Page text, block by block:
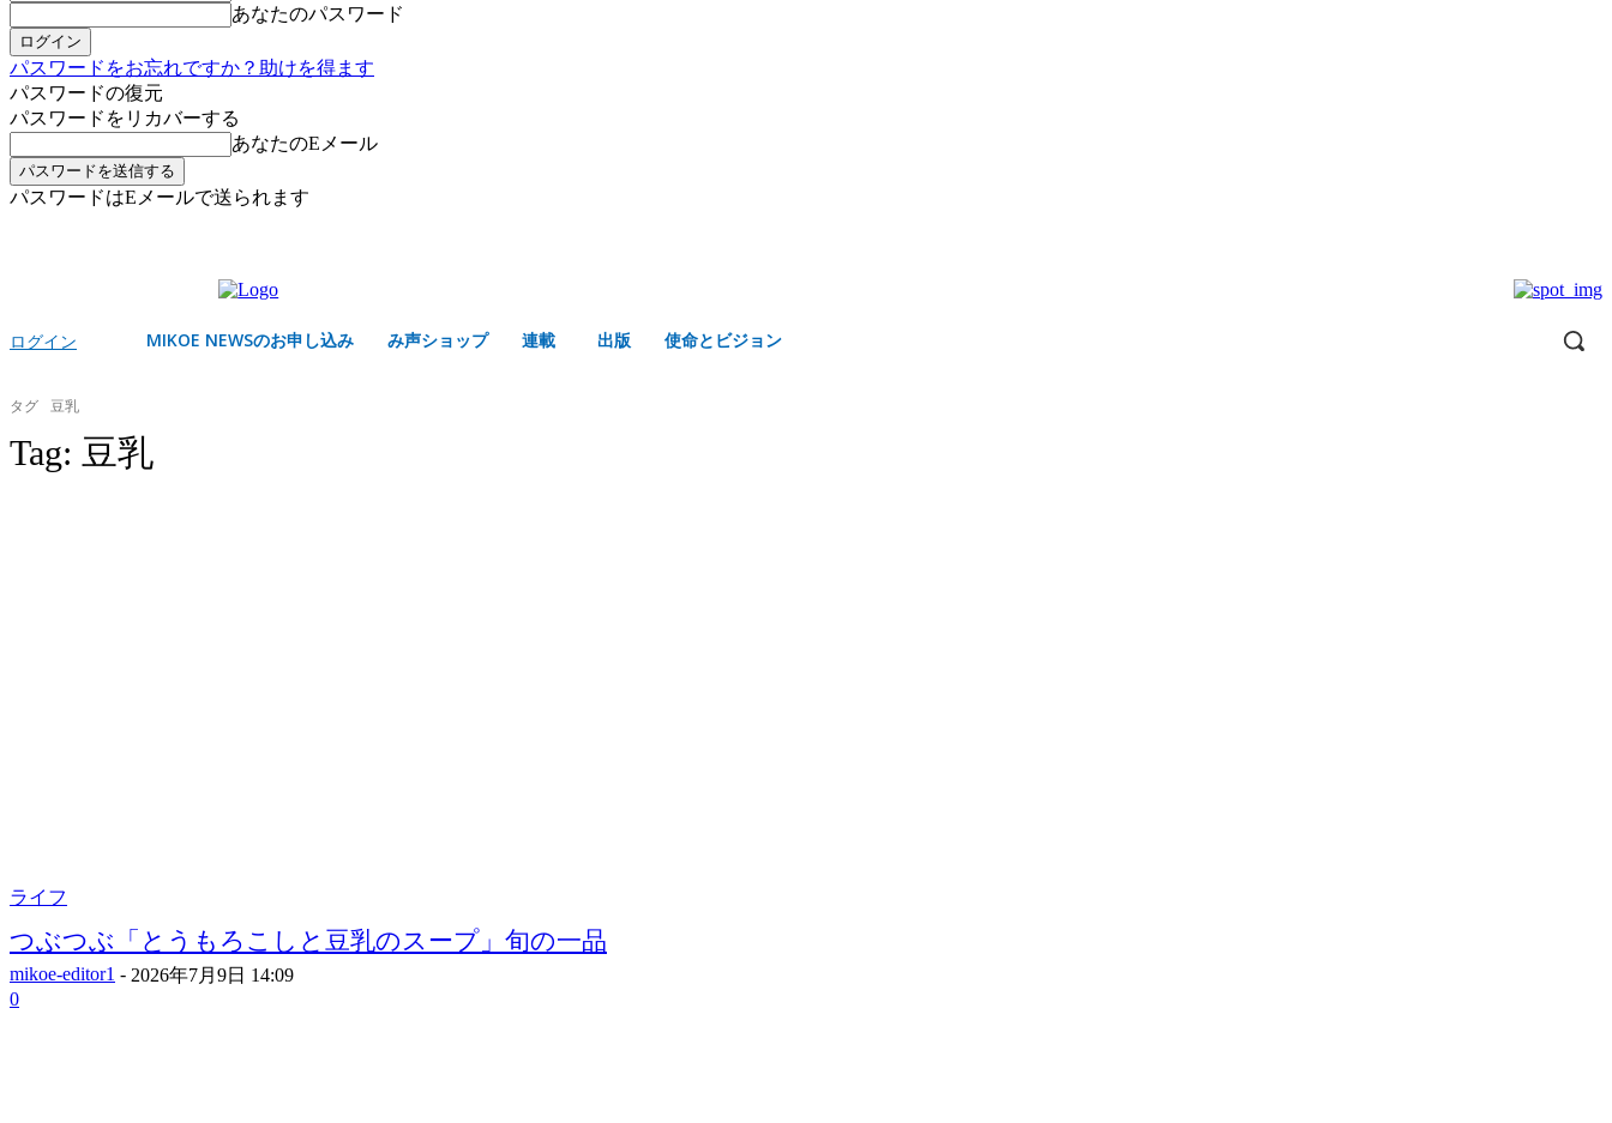
あなたのパスワード
パスワードをお忘れですか？助けを得ます
パスワードの復元
パスワードをリカバーする
あなたのEメール
パスワードはEメールで送られます
ログイン MIKOE NEWSのお申し込み み声ショップ 連載 出版 使命とビジョン
タグ 豆乳
Tag: 豆乳
ライフ
つぶつぶ「とうもろこしと豆乳のスープ」旬の一品
mikoe-editor1 - 2026年7月9日 14:09
0